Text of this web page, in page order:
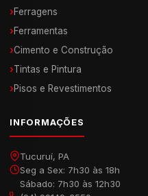
›Ferragens
›Ferramentas
›Cimento e Construção
›Tintas e Pintura
›Pisos e Revestimentos
INFORMAÇÕES
Tucuruí, PA
Seg a Sex: 7h30 às 18h
Sábado: 7h30 às 12h30